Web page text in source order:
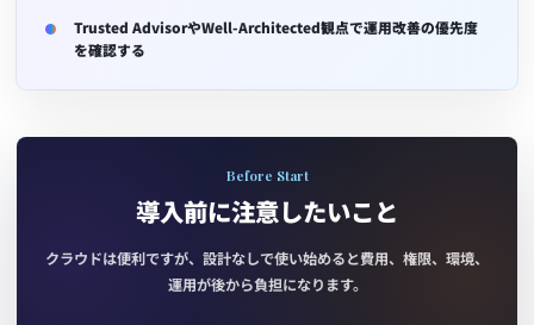
Trusted AdvisorやWell-Architected観点で運用改善の優先度
を確認する
Before Start
導入前に注意したいこと
クラウドは便利ですが、設計なしで使い始めると費用、権限、環境、
運用が後から負担になります。